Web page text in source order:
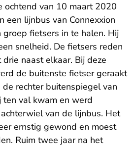
ochtend van 10 maart 2020
een lijnbus van Connexxion
fietsers in te halen. Hij
snelheid. De fietsers reden
naast elkaar. Bij deze
de buitenste fietser geraakt
rechter buitenspiegel van
val kwam en werd
van de lijnbus. Het
ernstig gewond en moest
Ruim twee jaar na het